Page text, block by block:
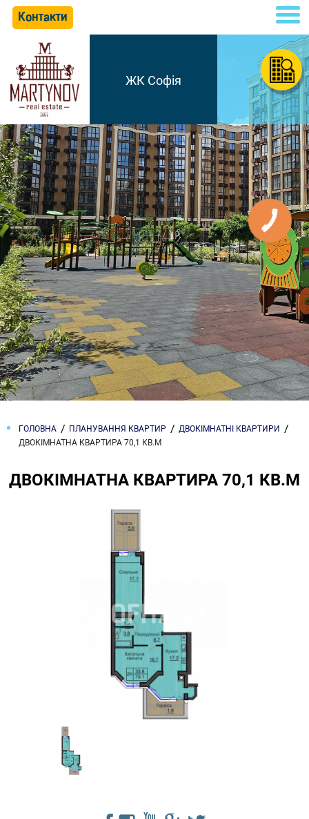
Контакти
ЖК Софія
ГОЛОВНА ПЛАНУВАННЯ КВАРТИР
ДВОКІМНАТНІ КВАРТИРИ
ДВОКІМНАТНА КВАРТИРА 70,1 КВ.М
ДВОКІМНАТНА КВАРТИРА 70,1 КВ.М